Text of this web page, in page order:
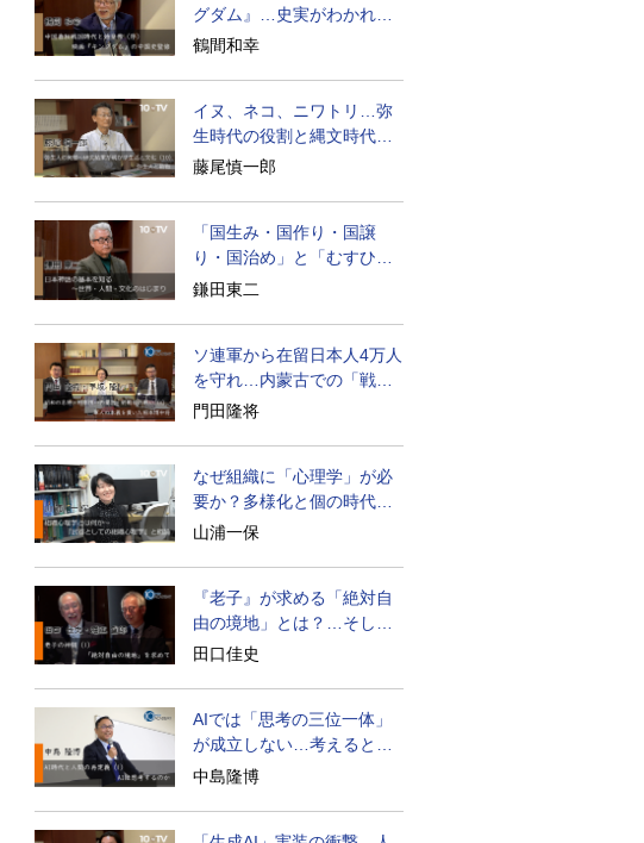
グダム』…史実がわかれば
物語はもっと面白い
鶴間和幸
イヌ、ネコ、ニワトリ…弥
生時代の役割と縄文時代と
の違い
藤尾慎一郎
「国生み・国作り・国譲
り・国治め」と「むすひ」
の力
鎌田東二
ソ連軍から在留日本人4万人
を守れ…内蒙古での「戦
後」の激闘
門田隆将
なぜ組織に「心理学」が必
要か？多様化と個の時代の
処方箋
山浦一保
『老子』が求める「絶対自
由の境地」とは？…そして
創造長寿へ
田口佳史
AIでは「思考の三位一体」
が成立しない…考えると
は？
中島隆博